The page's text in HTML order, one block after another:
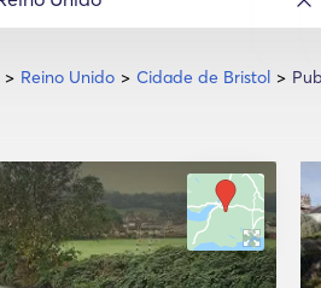
Reino Unido Cidade de Bristol